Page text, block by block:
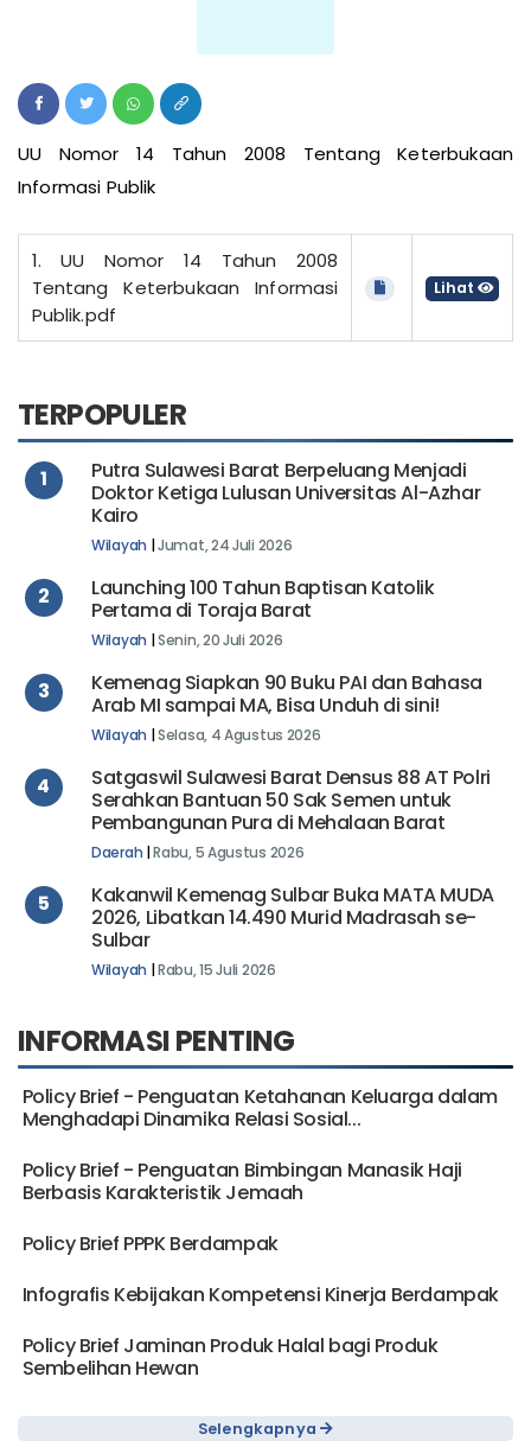
UU Nomor 14 Tahun 2008 Tentang Keterbukaan
Informasi Publik
1. UU Nomor 14 Tahun 2008
Tentang Keterbukaan Informasi
Publik.pdf
Lihat
TERPOPULER
1
Putra Sulawesi Barat Berpeluang Menjadi
Doktor Ketiga Lulusan Universitas Al-Azhar
Kairo
Wilayah |Jumat, 24 Juli 2026
2
Launching 100 Tahun Baptisan Katolik
Pertama di Toraja Barat
Wilayah |Senin, 20 Juli 2026
3
Kemenag Siapkan 90 Buku PAI dan Bahasa
Arab MI sampai MA, Bisa Unduh di sini!
Wilayah |Selasa, 4 Agustus 2026
4
Satgaswil Sulawesi Barat Densus 88 AT Polri
Serahkan Bantuan 50 Sak Semen untuk
Pembangunan Pura di Mehalaan Barat
Daerah |Rabu, 5 Agustus 2026
5
Kakanwil Kemenag Sulbar Buka MATA MUDA
2026, Libatkan 14.490 Murid Madrasah se-
Sulbar
Wilayah |Rabu, 15 Juli 2026
INFORMASI PENTING
Policy Brief - Penguatan Ketahanan Keluarga dalam
Menghadapi Dinamika Relasi Sosial...
Policy Brief - Penguatan Bimbingan Manasik Haji
Berbasis Karakteristik Jemaah
Policy Brief PPPK Berdampak
Infografis Kebijakan Kompetensi Kinerja Berdampak
Policy Brief Jaminan Produk Halal bagi Produk
Sembelihan Hewan
Selengkapnya